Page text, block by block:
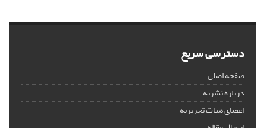
دسترسی سریع
صفحه اصلی
درباره نشریه
اعضای هیات تحریریه